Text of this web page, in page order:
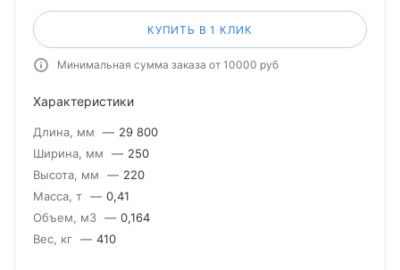
КУПИТЬ В 1 КЛИК
Минимальная сумма заказа от 10000 руб
Характеристики
Длина, мм — 29 800
Ширина, мм
— 250
Высота, мм
— 220
Масса, т — 0,41
Объем, м3 — 0,164
Вес, кг — 410